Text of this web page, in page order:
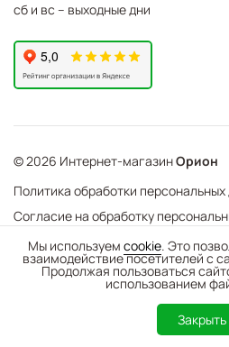
Мы используем cookie. Это
взаимодействие посетителей с
Продолжая пользоваться
использованием
Закрыть
Корзина
- +
сб и вс – выходные дни
© 2026 Интернет-магазинОрион
Политика обработки
Согласие на обработку
Web Механика
- создание интернет-магазинов